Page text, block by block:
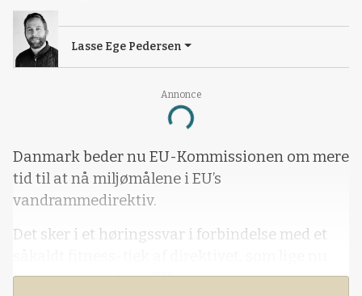
Annonce
Loading...
Lasse Ege Pedersen
Danmark beder nu EU-Kommissionen om mere
tid til at nå miljømålene i EU’s
vandrammedirektiv.
Det sker i et høringssvar i forbindelse med et
bliver gennemført i EU-regi.